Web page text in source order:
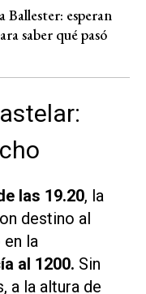
Ballester: esperan
saber qué pasó
las 19.20, la
destino al
la
al 1200. Sin
a la altura de